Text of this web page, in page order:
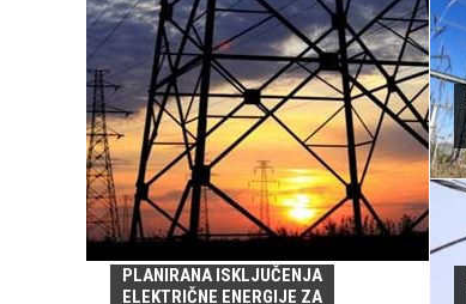
PLANIRANA ISKLJUČENJA
ELEKTRIČNE ENERGIJE ZA